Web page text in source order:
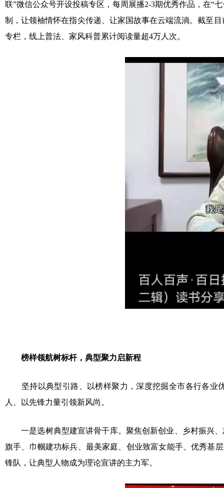
联”微信公众号开设投稿专区，每周展播2-3期优秀作品，在“
制，让领袖情怀在指尖传递、让家国故事在云端流淌。截至
专栏，线上普法、家风科普累计阅读量超4万人次。
榜样领航树标杆，典型聚力启新程
坚持以典型引路、以榜样聚力，深度挖掘全市各行各业
人、以先锋力量引领新风尚。
一是选树典型建宣讲骨干库。聚焦创新创业、乡村振兴、
旗手、巾帼建功标兵、最美家庭、创业致富女能手、优秀基
锋队，让典型人物成为理论宣讲的主力军。